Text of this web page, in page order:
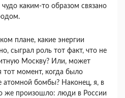
каким-то обра­зом связано
плане, какие энергии
сыграл роль тот факт, что не
Москву? Или, может
момент, когда было
атомной бомбы? Наконец, я, в
же произошло: люди в России